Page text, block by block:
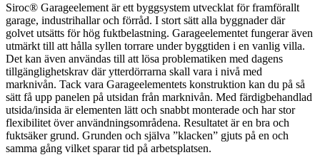
Siroc® Garageelement är ett byggsystem utvecklat för framförallt
garage, industrihallar och förråd. I stort sätt alla byggnader där
golvet utsätts för hög fuktbelastning. Garageelementet fungerar även
utmärkt till att hålla syllen torrare under byggtiden i en vanlig villa.
Det kan även användas till att lösa problematiken med dagens
tillgänglighetskrav där ytterdörrarna skall vara i nivå med
marknivån. Tack vara Garageelementets konstruktion kan du på så
sätt få upp panelen på utsidan från marknivån. Med färdigbehandlad
utsida/insida är elementen lätt och snabbt monterade och har stor
flexibilitet över användningsområdena. Resultatet är en bra och
fuktsäker grund. Grunden och själva ”klacken” gjuts på en och
samma gång vilket sparar tid på arbetsplatsen.